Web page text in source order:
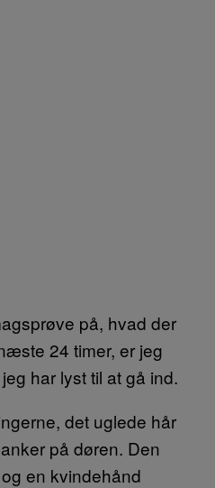
på, hvad der
24 timer, er jeg
har lyst til at gå ind.
det uglede hår
på døren. Den
en kvindehånd